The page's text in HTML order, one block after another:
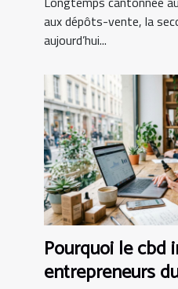
aux dépôts-vente, la
aujourd’hui...
Pourquoi le cbd
entrepreneurs